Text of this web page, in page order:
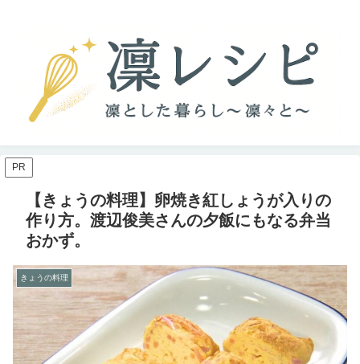
PR
【きょうの料理】卵焼き紅しょうが入りの
作り方。渡辺俊美さんの夕飯にもなる弁当
おかず。
きょうの料理